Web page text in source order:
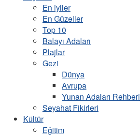
En iyiler
En Güzeller
Top 10
Balayı Adaları
Plajlar
Gezi
Dünya
Avrupa
Yunan Adaları Rehberi
Seyahat Fikirleri
Kültür
Eğitim